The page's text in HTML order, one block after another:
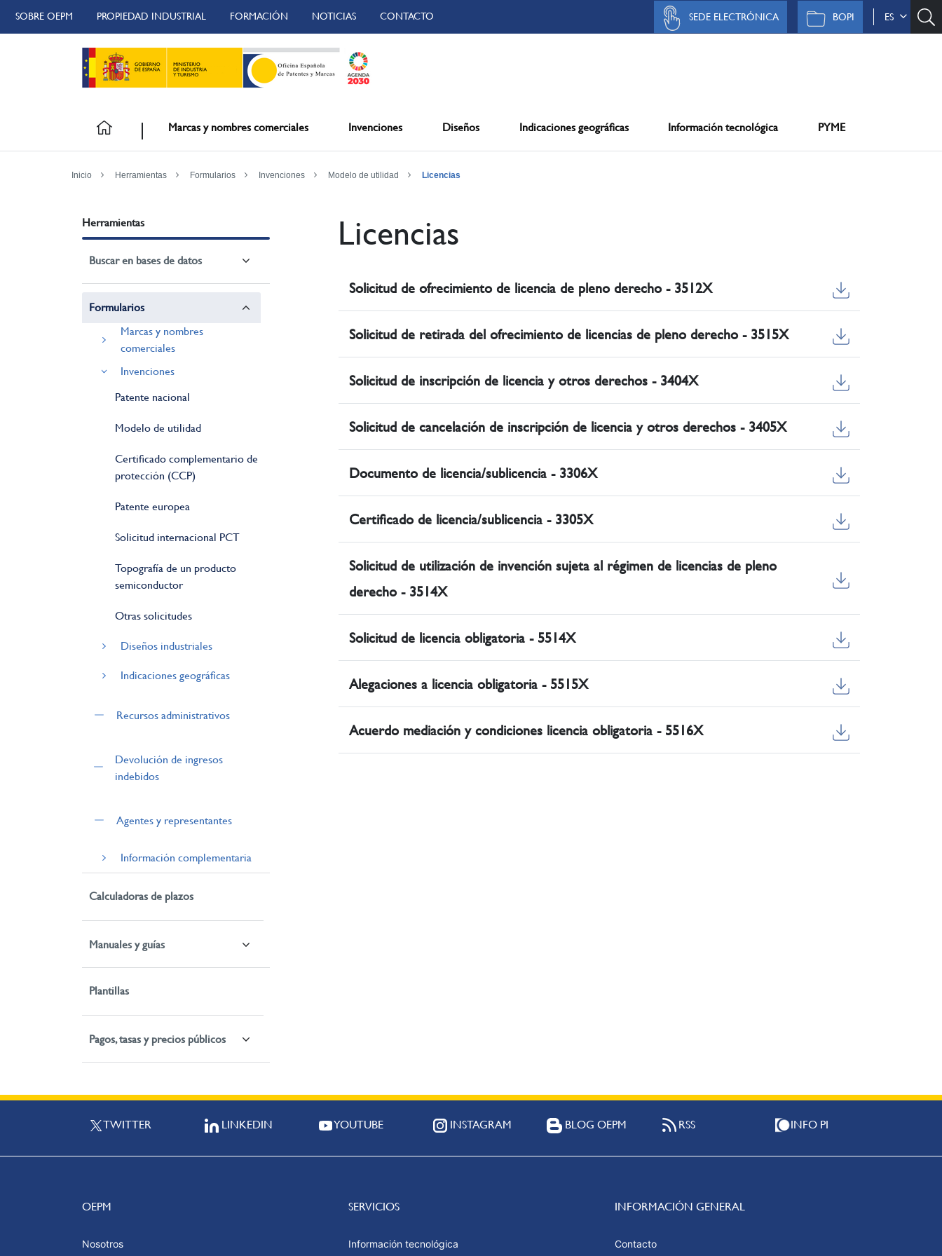
SOBRE OEPM PROPIEDAD INDUSTRIAL FORMACIÓN NOTICIAS CONTACTO ES
BOPI
SEDE ELECTRÓNICA
Marcas y nombres comerciales Invenciones Diseños Indicaciones geográficas Información tecnológica PYME
Inicio Herramientas Formularios Invenciones Modelo de utilidad Licencias
Herramientas
Buscar en bases de datos
Formularios
Marcas y nombres
comerciales
Invenciones
Patente nacional
Modelo de utilidad
Certificado complementario de
protección (CCP)
Patente europea
Solicitud internacional PCT
Topografía de un producto
semiconductor
Otras solicitudes
Diseños industriales
Indicaciones geográficas
Recursos administrativos
Devolución de ingresos
indebidos
Agentes y representantes
Información complementaria
Calculadoras de plazos
Manuales y guías
Plantillas
Pagos, tasas y precios públicos
Licencias
Solicitud de ofrecimiento de licencia de pleno derecho - 3512X
Solicitud de retirada del ofrecimiento de licencias de pleno derecho - 3515X
Solicitud de inscripción de licencia y otros derechos - 3404X
Solicitud de cancelación de inscripción de licencia y otros derechos - 3405X
Documento de licencia/sublicencia - 3306X
Certificado de licencia/sublicencia - 3305X
Solicitud de utilización de invención sujeta al régimen de licencias de pleno
derecho - 3514X
Solicitud de licencia obligatoria - 5514X
Alegaciones a licencia obligatoria - 5515X
Acuerdo mediación y condiciones licencia obligatoria - 5516X
TWITTER LINKEDIN YOUTUBE INSTAGRAM BLOG OEPM RSS INFO PI
OEPM
Nosotros
SERVICIOS
Información tecnológica
INFORMACIÓN GENERAL
Contacto